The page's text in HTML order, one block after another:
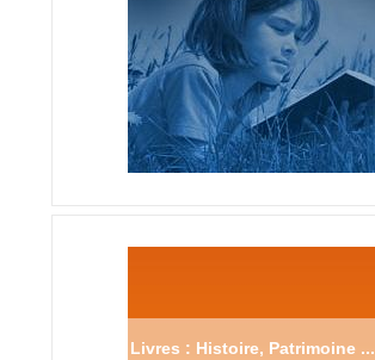
Livres : Histoire, Patrimoine ...